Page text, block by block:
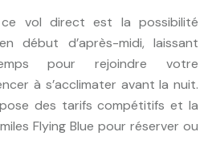
ce vol direct est la possibilité
début d’après-midi, laissant
pour rejoindre votre
à s’acclimater avant la nuit.
des tarifs compétitifs et la
Flying Blue pour réserver ou